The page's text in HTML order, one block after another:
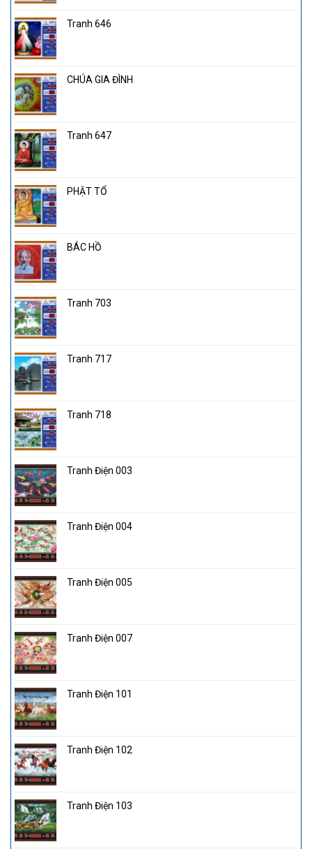
Tranh 646
CHÚA GIA ĐÌNH
Tranh 647
PHẬT TỔ
BÁC HỒ
Tranh 703
Tranh 717
Tranh 718
Tranh Điện 003
Tranh Điện 004
Tranh Điện 005
Tranh Điện 007
Tranh Điện 101
Tranh Điện 102
Tranh Điện 103